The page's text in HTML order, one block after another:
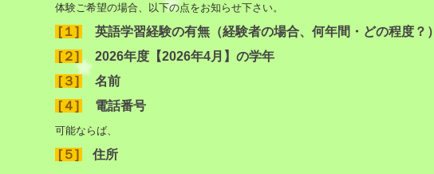
体験ご希望の場合、以下の点をお知らせ下さい。
[１]
英語学習経験の有無（経験者の場合、何年間・どの程度？）
[２]
2026年度【2026年4月】の学年
[３]
名前
[４]
電話番号
可能ならば、
[５] 住所